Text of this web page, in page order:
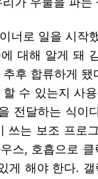
너로 일을 시작
대해 알게 돼
후 합류하게
수 있는지 사
전달하는 식이
쓰는 보조 프로
스, 호흡으로
게 해야 한다.